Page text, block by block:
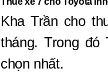
Kha Trần cho
tháng. Trong đó
chọn nhất.